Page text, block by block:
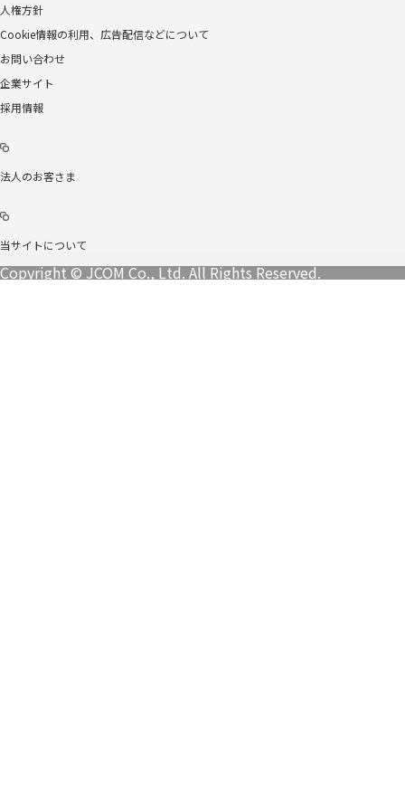
人権方針
Cookie情報の利用、広告配信などについて
お問い合わせ
企業サイト
採用情報
法人のお客さま
当サイトについて
Copyright © JCOM Co., Ltd. All Rights Reserved.